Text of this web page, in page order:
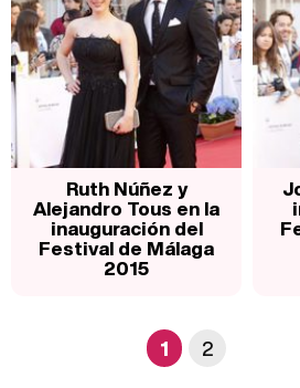
Ruth Núñez y
Alejandro Tous en la
inauguración del
Festival de Málaga
2015
1 2